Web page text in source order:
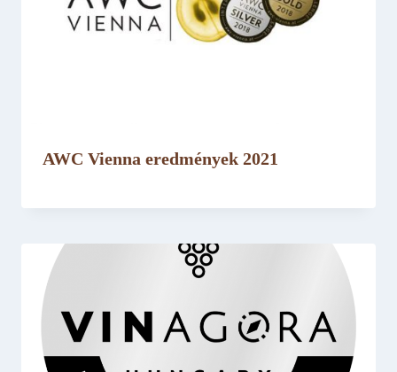
AWC Vienna eredmények 2021